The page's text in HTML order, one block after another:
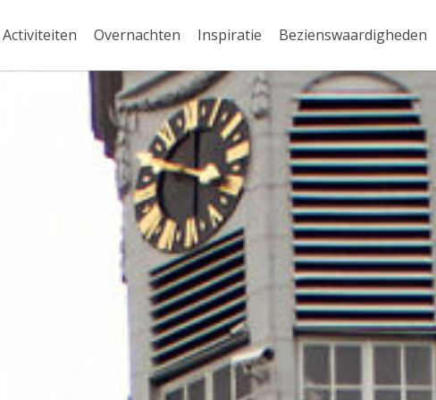
Activiteiten Overnachten Inspiratie Bezienswaardigheden